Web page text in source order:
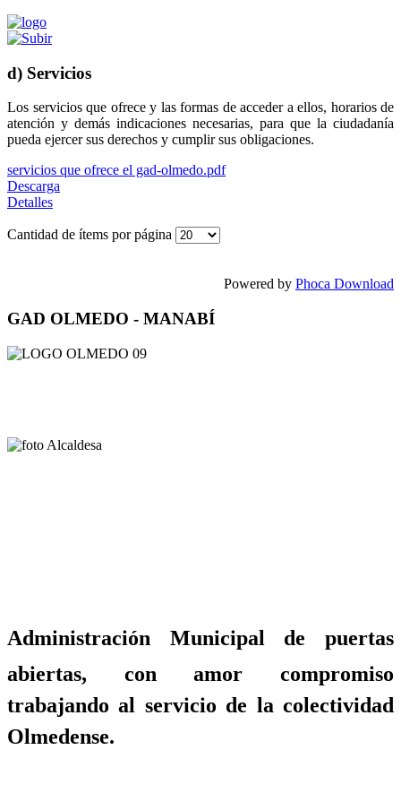
d) Servicios
Los servicios que ofrece y las formas de acceder a ellos, horarios de
atención y demás indicaciones necesarias, para que la ciudadanía
pueda ejercer sus derechos y cumplir sus obligaciones.
servicios que ofrece el gad-olmedo.pdf
Descarga
Detalles
Cantidad de ítems por página
Powered by Phoca Download
GAD OLMEDO - MANABÍ
Administración Municipal de puertas
abiertas, con amor compromiso
trabajando al servicio de la colectividad
Olmedense.